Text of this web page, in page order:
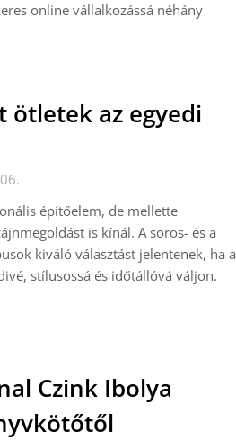
online vállalkozássá néhány
ötletek az egyedi
építőelem, de mellette
is kínál. A soros- és a
kiváló választást jelentenek, ha a
stílusossá és időtállóvá váljon.
Czink Ibolya